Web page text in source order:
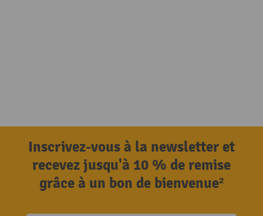
Inscrivez-vous à la newsletter et
recevez jusqu'à 10 % de remise
grâce à un bon de bienvenue²